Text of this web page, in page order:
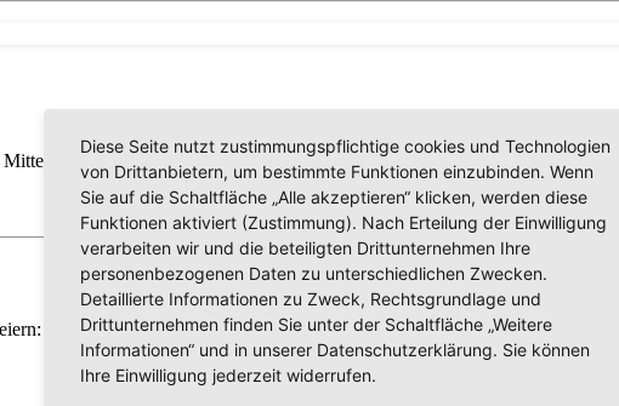
zusenden? Schreiben Sie uns; wir werden uns in Kürze bei Ihnen
Diese Seite nutzt zustimmungspflichtige cookies und Technologien
von Drittanbietern, um bestimmte Funktionen einzubinden. Wenn
Sie auf die Schaltfläche „Alle akzeptieren“ klicken, werden diese
Funktionen aktiviert (Zustimmung). Nach Erteilung der Einwilligung
verarbeiten wir und die beteiligten Drittunternehmen Ihre
personenbezogenen Daten zu unterschiedlichen Zwecken.
Detaillierte Informationen zu Zweck, Rechtsgrundlage und
Drittunternehmen finden Sie unter der Schaltfläche „Weitere
Informationen“ und in unserer Datenschutzerklärung. Sie können
Ihre Einwilligung jederzeit widerrufen.